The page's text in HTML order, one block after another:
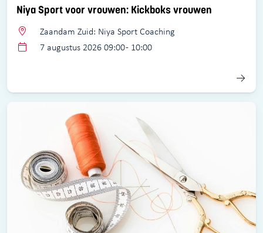
Niya Sport voor vrouwen: Kickboks vrouwen
Zaandam Zuid: Niya Sport Coaching
7 augustus 2026 09:00 - 10:00